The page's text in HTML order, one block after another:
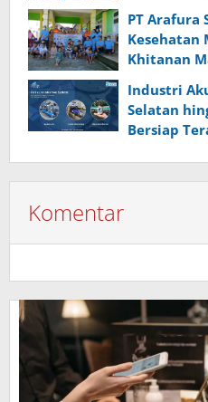
PT Arafura
Kesehatan
Khitanan
Industri
Selatan
Bersiap
Komentar